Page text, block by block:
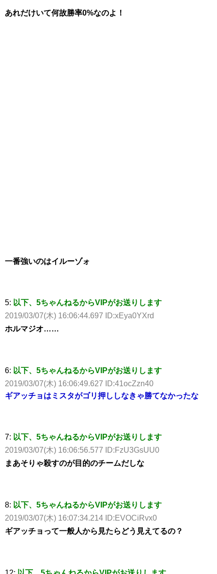
あれだけいて何故勝率0%なのよ！
一番強いのはイルーゾォ
5: 以下、5ちゃんねるからVIPがお送りします
2019/03/07(木) 16:06:44.697 ID:xEya0YXrd
ホルマジオ……
6: 以下、5ちゃんねるからVIPがお送りします
2019/03/07(木) 16:06:49.627 ID:41ocZzn40
ギアッチョはミスタがゴリ押ししなきゃ勝てなかったな
7: 以下、5ちゃんねるからVIPがお送りします
2019/03/07(木) 16:06:56.577 ID:FzU3GsUU0
まあそりゃ殺すのが目的のチームだしな
8: 以下、5ちゃんねるからVIPがお送りします
2019/03/07(木) 16:07:34.214 ID:EVOCiRvx0
ギアッチョって一般人から見たらどう見えてるの？